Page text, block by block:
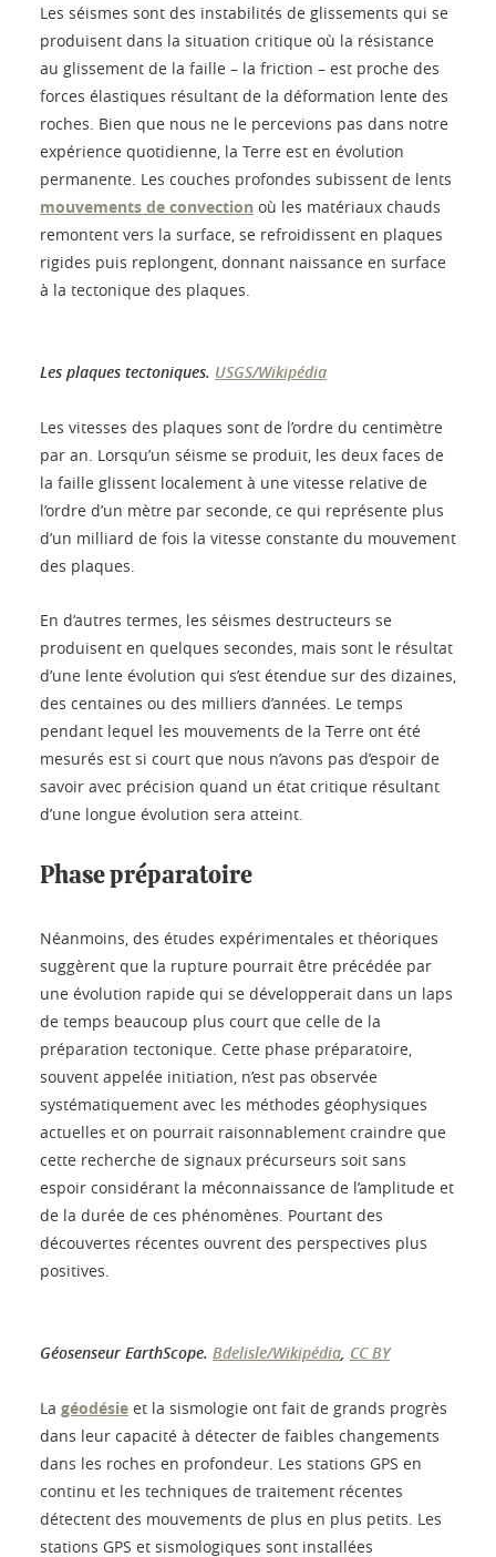
Les séismes sont des instabilités de glissements qui se
produisent dans la situation critique où la résistance
au glissement de la faille – la friction – est proche des
forces élastiques résultant de la déformation lente des
roches. Bien que nous ne le percevions pas dans notre
expérience quotidienne, la Terre est en évolution
permanente. Les couches profondes subissent de lents
mouvements de convection où les matériaux chauds
remontent vers la surface, se refroidissent en plaques
rigides puis replongent, donnant naissance en surface
à la tectonique des plaques.
Les plaques tectoniques. USGS/Wikipédia
Les vitesses des plaques sont de l’ordre du centimètre
par an. Lorsqu’un séisme se produit, les deux faces de
la faille glissent localement à une vitesse relative de
l’ordre d’un mètre par seconde, ce qui représente plus
d’un milliard de fois la vitesse constante du mouvement
des plaques.
En d’autres termes, les séismes destructeurs se
produisent en quelques secondes, mais sont le résultat
d’une lente évolution qui s’est étendue sur des dizaines,
des centaines ou des milliers d’années. Le temps
pendant lequel les mouvements de la Terre ont été
mesurés est si court que nous n’avons pas d’espoir de
savoir avec précision quand un état critique résultant
d’une longue évolution sera atteint.
Phase préparatoire
Néanmoins, des études expérimentales et théoriques
suggèrent que la rupture pourrait être précédée par
une évolution rapide qui se développerait dans un laps
de temps beaucoup plus court que celle de la
préparation tectonique. Cette phase préparatoire,
souvent appelée initiation, n’est pas observée
systématiquement avec les méthodes géophysiques
actuelles et on pourrait raisonnablement craindre que
cette recherche de signaux précurseurs soit sans
espoir considérant la méconnaissance de l’amplitude et
de la durée de ces phénomènes. Pourtant des
découvertes récentes ouvrent des perspectives plus
positives.
Géosenseur EarthScope. Bdelisle/Wikipédia, CC BY
La géodésie et la sismologie ont fait de grands progrès
dans leur capacité à détecter de faibles changements
dans les roches en profondeur. Les stations GPS en
continu et les techniques de traitement récentes
détectent des mouvements de plus en plus petits. Les
stations GPS et sismologiques sont installées